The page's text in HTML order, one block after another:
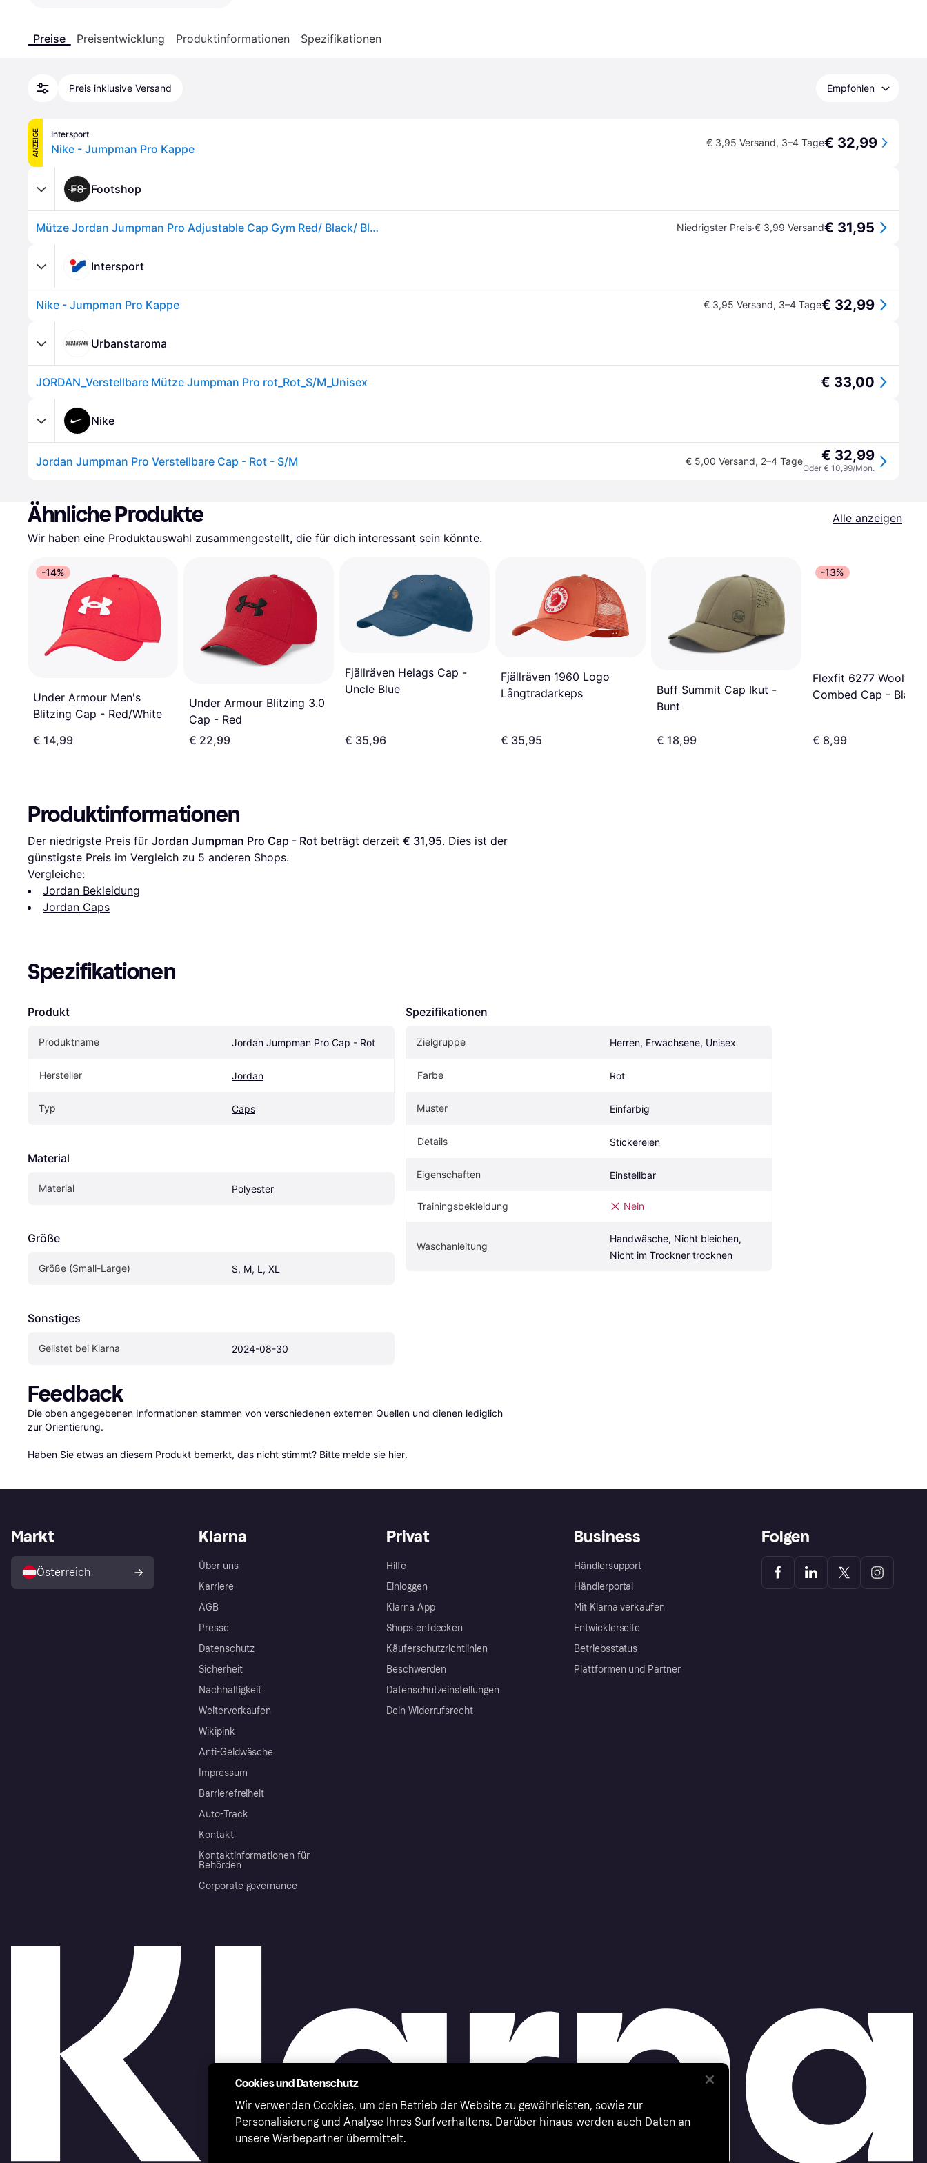
Preise Preisentwicklung Produktinformationen Spezifikationen
Preis inklusive Versand Empfohlen
ANZEIGE Intersport
Nike - Jumpman Pro Kappe € 3,95 Versand, 3–4 Tage€ 32,99
Footshop
Mütze Jordan Jumpman Pro Adjustable Cap Gym Red/ Black/ Black S/M Niedrigster Preis·€ 3,99 Versand€ 31,95
Intersport
Nike - Jumpman Pro Kappe € 3,95 Versand, 3–4 Tage€ 32,99
Urbanstaroma
JORDAN_Verstellbare Mütze Jumpman Pro rot_Rot_S/M_Unisex € 33,00
Nike
Jordan Jumpman Pro Verstellbare Cap - Rot - S/M € 5,00 Versand, 2–4 Tage € 32,99
Oder € 10,99/Mon.
Ähnliche Produkte
Alle anzeigen
Wir haben eine Produktauswahl zusammengestellt, die für dich interessant sein könnte.
-14%
Under Armour Men's
Blitzing Cap - Red/White
€ 14,99
Under Armour Blitzing 3.0
Cap - Red
€ 22,99
Fjällräven Helags Cap -
Uncle Blue
€ 35,96
Fjällräven 1960 Logo
Långtradarkeps
€ 35,95
Buff Summit Cap Ikut -
Bunt
€ 18,99
-13%
Flexfit 6277 Wooly
Combed Cap - Black
€ 8,99
Produktinformationen
Der niedrigste Preis für Jordan Jumpman Pro Cap - Rot beträgt derzeit € 31,95. Dies ist der
günstigste Preis im Vergleich zu 5 anderen Shops.
Vergleiche:
Jordan Bekleidung
Jordan Caps
Spezifikationen
Produkt
Produktname Jordan Jumpman Pro Cap - Rot
Hersteller Jordan
Typ Caps
Material
Material Polyester
Größe
Größe (Small-Large) S, M, L, XL
Sonstiges
Gelistet bei Klarna 2024-08-30
Spezifikationen
Zielgruppe Herren, Erwachsene, Unisex
Farbe Rot
Muster Einfarbig
Details Stickereien
Eigenschaften Einstellbar
Trainingsbekleidung Nein
Waschanleitung
Handwäsche, Nicht bleichen,
Nicht im Trockner trocknen
Feedback
Die oben angegebenen Informationen stammen von verschiedenen externen Quellen und dienen lediglich
zur Orientierung.
Haben Sie etwas an diesem Produkt bemerkt, das nicht stimmt? Bitte melde sie hier.
Klarna
Über uns
Karriere
AGB
Presse
Datenschutz
Sicherheit
Nachhaltigkeit
Weiterverkaufen
Wikipink
Anti-Geldwäsche
Impressum
Barrierefreiheit
Auto-Track
Kontakt
Kontaktinformationen für
Behörden
Corporate governance
Privat
Hilfe
Einloggen
Klarna App
Shops entdecken
Käuferschutzrichtlinien
Beschwerden
Datenschutzeinstellungen
Dein Widerrufsrecht
Business
Händlersupport
Händlerportal
Mit Klarna verkaufen
Entwicklerseite
Betriebsstatus
Plattformen und Partner
Markt
Österreich
Folgen
Cookies und Datenschutz
Wir verwenden Cookies, um den Betrieb der Website zu gewährleisten, sowie zur
Personalisierung und Analyse Ihres Surfverhaltens. Darüber hinaus werden auch Daten an
unsere Werbepartner übermittelt.